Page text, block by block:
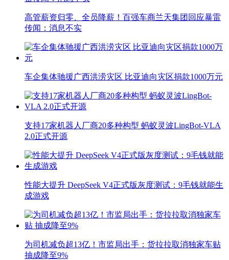
高管薪资归零、全员降薪！百强车商兰天集团回应暴雷
传闻：消息不实
车企集体驰援广西洪涝灾区 比亚迪向灾区捐款1000万元
支持17家机器人厂商20多种构型 蚂蚁灵波LingBot-VLA
2.0正式开源
性能大提升 DeepSeek V4正式版灰度测试：9毛钱就能生
成游戏
为司机减负超13亿！市监局出手：货拉拉取消独家车贴
抽成降至9%